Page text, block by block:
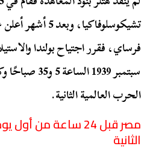
تشيكوسلوفاكيا،
سبتمبر 1939
الحرب العالمية الثانية.
مصر قبل 24 ساعة من
الثانية